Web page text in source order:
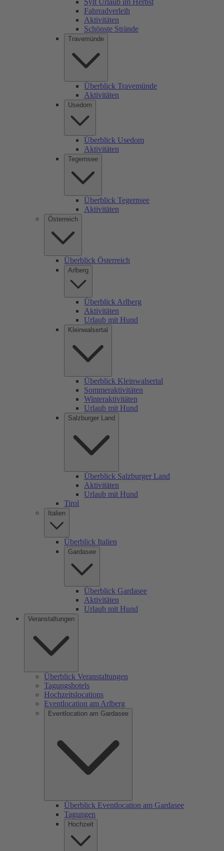
Sylt Urlaub im Herbst
Fahrradverleih
Aktivitäten
Schönste Strände
Travemünde
Überblick Travemünde
Aktivitäten
Usedom
Überblick Usedom
Aktivitäten
Tegernsee
Überblick Tegernsee
Aktivitäten
Österreich
Überblick Österreich
Arlberg
Überblick Arlberg
Aktivitäten
Urlaub mit Hund
Kleinwalsertal
Überblick Kleinwalsertal
Sommeraktivitäten
Winteraktivitäten
Urlaub mit Hund
Salzburger Land
Überblick Salzburger Land
Aktivitäten
Urlaub mit Hund
Tirol
Italien
Überblick Italien
Gardasee
Überblick Gardasee
Aktivitäten
Urlaub mit Hund
Veranstaltungen
Überblick Veranstaltungen
Tagungshotels
Hochzeitslocations
Eventlocation am Arlberg
Eventlocation am Gardasee
Überblick Eventlocation am Gardasee
Tagungen
Hochzeit